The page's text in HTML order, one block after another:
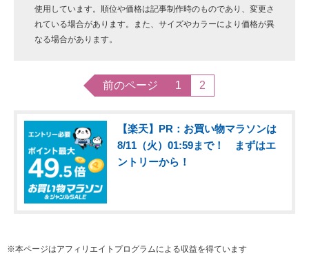
使用しています。順位や価格は記事制作時のものであり、変更さ
れている場合があります。また、サイズやカラーにより価格が異
なる場合があります。
前のページ 1 2
【楽天】PR：お買い物マラソンは
8/11（火）01:59まで！ まずはエ
ントリーから！
※本ページはアフィリエイトプログラムによる収益を得ています